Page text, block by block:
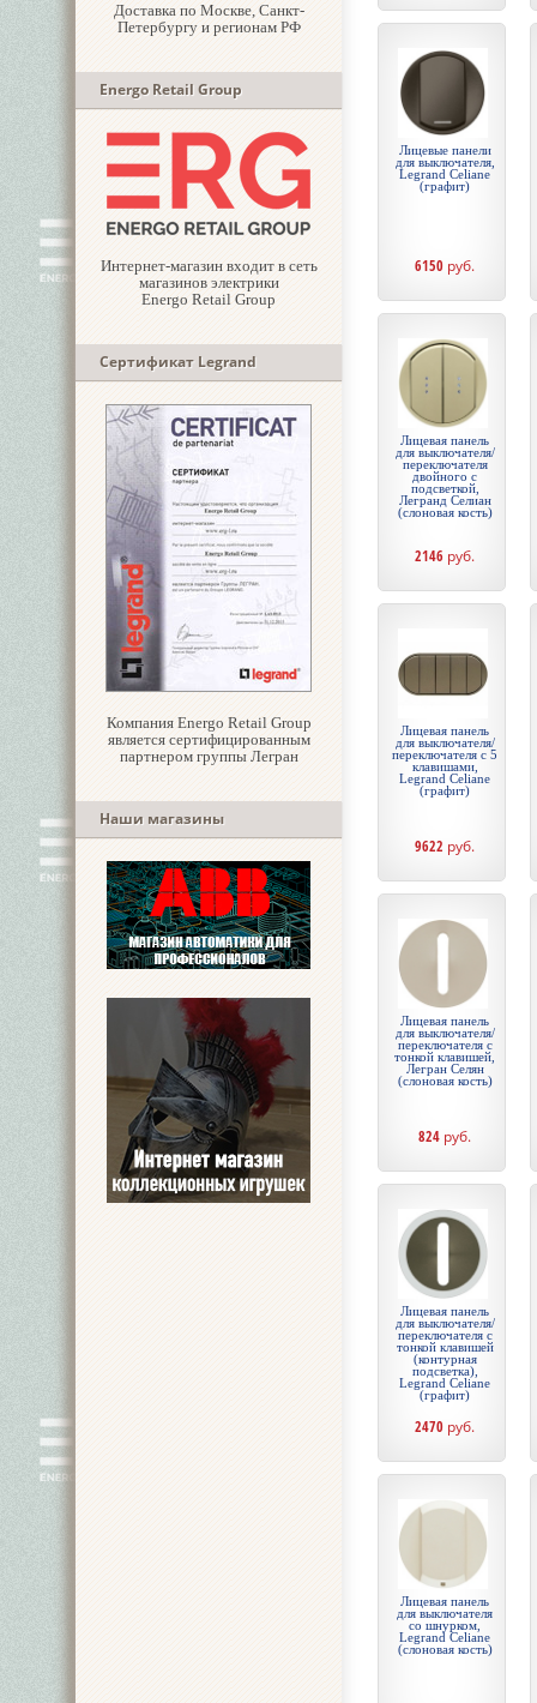
Доставка по Москве, Санкт-
Петербургу и регионам РФ
Energo Retail Group
Интернет-магазин входит в сеть
магазинов электрики
Energo Retail Group
Сертификат Legrand
Компания Energo Retail Group
является сертифицированным
партнером группы Легран
Наши магазины
Лицевые панели
для выключателя,
Legrand Celiane
(графит)
6150 руб.
Лицевая панель
для выключателя/
переключателя
двойного с
подсветкой,
Легранд Селиан
(слоновая кость)
2146 руб.
Лицевая панель
для выключателя/
переключателя с 5
клавишами,
Legrand Celiane
(графит)
9622 руб.
Лицевая панель
для выключателя/
переключателя с
тонкой клавишей,
Легран Селян
(слоновая кость)
824 руб.
Лицевая панель
для выключателя/
переключателя с
тонкой клавишей
(контурная
подсветка),
Legrand Celiane
(графит)
2470 руб.
Лицевая панель
для выключателя
со шнурком,
Legrand Celiane
(слоновая кость)